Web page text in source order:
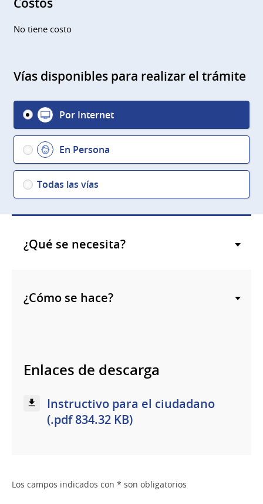
No tiene costo
Vías disponibles para realizar el trámite
Por Internet
En Persona
Todas las vías
¿Qué se necesita?
¿Cómo se hace?
Enlaces de descarga
Instructivo para el ciudadano
(.pdf 834.32 KB)
Los campos indicados con * son obligatorios